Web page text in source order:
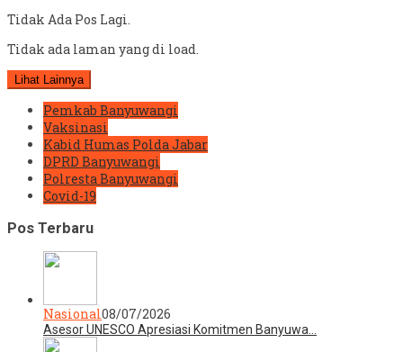
Tidak Ada Pos Lagi.
Tidak ada laman yang di load.
Lihat Lainnya
Pemkab Banyuwangi
Vaksinasi
Kabid Humas Polda Jabar
DPRD Banyuwangi
Polresta Banyuwangi
Covid-19
Pos Terbaru
Nasional08/07/2026
Asesor UNESCO Apresiasi Komitmen Banyuwa…